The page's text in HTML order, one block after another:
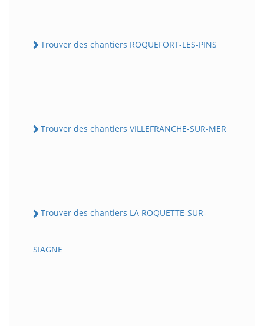
Trouver des chantiers ROQUEFORT-LES-PINS
Trouver des chantiers VILLEFRANCHE-SUR-MER
Trouver des chantiers LA ROQUETTE-SUR-
SIAGNE